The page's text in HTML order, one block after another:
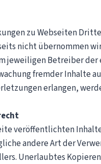
zu Webseiten
nicht übernommen
jeweiligen Betreiber
fremder Inhalte
erlangen,
veröffentlichten
andere Art der
Unerlaubtes